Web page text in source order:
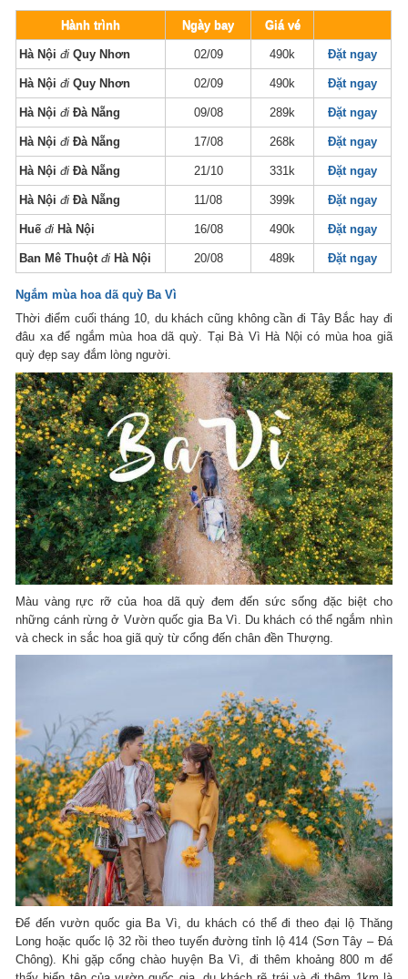
Hành trình Ngày bay Giá vé
Hà Nộiđi Quy Nhơn 02/09 490k Đặt ngay
Hà Nộiđi Quy Nhơn 02/09 490k Đặt ngay
Hà Nộiđi Đà Nẵng 09/08 289k Đặt ngay
Hà Nộiđi Đà Nẵng 17/08 268k Đặt ngay
Hà Nộiđi Đà Nẵng 21/10 331k Đặt ngay
Hà Nộiđi Đà Nẵng 11/08 399k Đặt ngay
Huếđi Hà Nội 16/08 490k Đặt ngay
Ban Mê Thuộtđi Hà Nội 20/08 489k Đặt ngay
Ngắm mùa hoa dã quỳ Ba Vì
Thời điểm cuối tháng 10, du khách cũng không cần đi Tây Bắc hay đi
đâu xa để ngắm mùa hoa dã quỳ. Tại Bà Vì Hà Nội có mùa hoa giã
quỳ đẹp say đắm lòng người.
Màu vàng rực rỡ của hoa dã quỳ đem đến sức sống đặc biệt cho
những cánh rừng ở Vườn quốc gia Ba Vì. Du khách có thể ngắm nhìn
và check in sắc hoa giã quỳ từ cổng đến chân đền Thượng.
Để đến vườn quốc gia Ba Vì, du khách có thể đi theo đại lộ Thăng
Long hoặc quốc lộ 32 rồi theo tuyến đường tỉnh lộ 414 (Sơn Tây – Đá
Chông). Khi gặp cổng chào huyện Ba Vì, đi thêm khoảng 800 m để